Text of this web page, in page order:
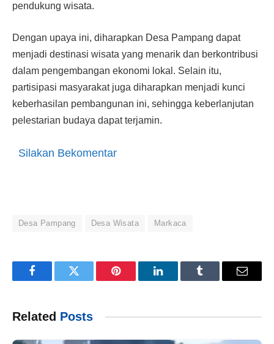
pendukung wisata.
Dengan upaya ini, diharapkan Desa Pampang dapat
menjadi destinasi wisata yang menarik dan berkontribusi
dalam pengembangan ekonomi lokal. Selain itu,
partisipasi masyarakat juga diharapkan menjadi kunci
keberhasilan pembangunan ini, sehingga keberlanjutan
pelestarian budaya dapat terjamin.
Silakan Bekomentar
Desa Pampang Desa Wisata Markaca
FacebookTwitter Pinterest LinkedInTumblr Email
Related Posts